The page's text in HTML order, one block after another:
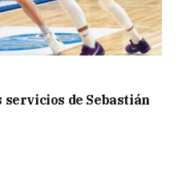
servicios de Sebastián